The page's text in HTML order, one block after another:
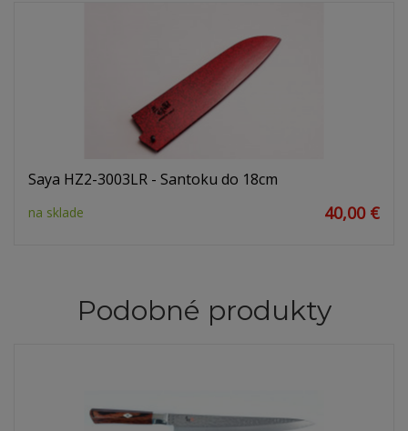
Saya HZ2-3003LR - Santoku do 18cm
na sklade 40,00 €
Podobné produkty